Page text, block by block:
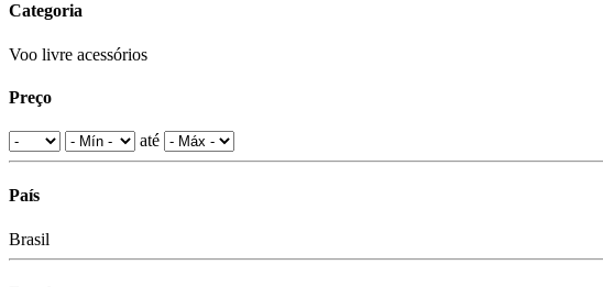
Categoria
Voo livre acessórios
Preço
até
País
Brasil